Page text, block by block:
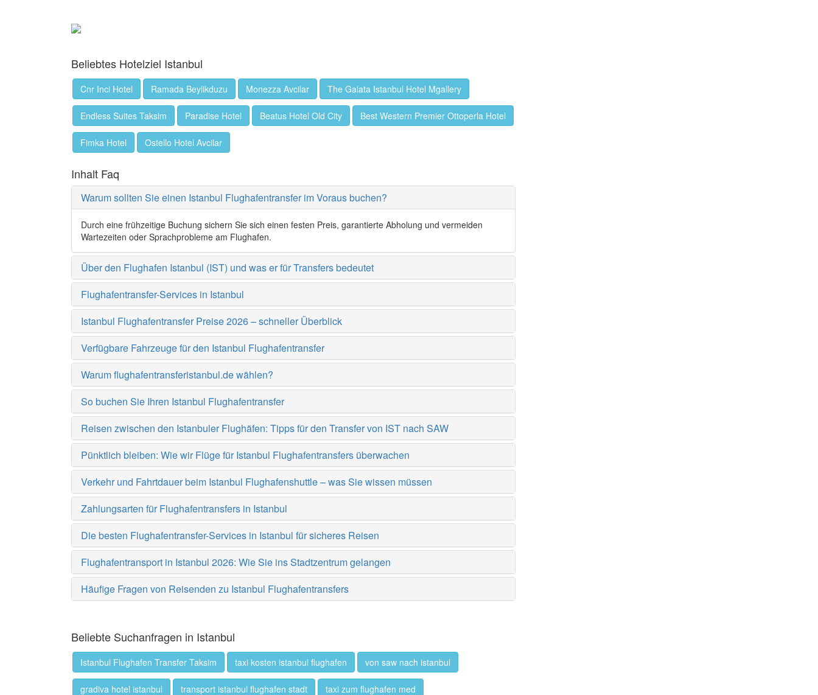
Beliebtes Hotelziel Istanbul
Cnr Inci Hotel Ramada Beylikduzu Monezza Avcilar The Galata Istanbul Hotel Mgallery
Endless Suites Taksim Paradise Hotel Beatus Hotel Old City Best Western Premier Ottoperla Hotel
Fimka Hotel Ostello Hotel Avcilar
Inhalt Faq
Warum sollten Sie einen Istanbul Flughafentransfer im Voraus buchen?
Durch eine frühzeitige Buchung sichern Sie sich einen festen Preis, garantierte Abholung und vermeiden
Wartezeiten oder Sprachprobleme am Flughafen.
Über den Flughafen Istanbul (IST) und was er für Transfers bedeutet
Flughafentransfer-Services in Istanbul
Istanbul Flughafentransfer Preise 2026 – schneller Überblick
Verfügbare Fahrzeuge für den Istanbul Flughafentransfer
Warum flughafentransferistanbul.de wählen?
So buchen Sie Ihren Istanbul Flughafentransfer
Reisen zwischen den Istanbuler Flughäfen: Tipps für den Transfer von IST nach SAW
Pünktlich bleiben: Wie wir Flüge für Istanbul Flughafentransfers überwachen
Verkehr und Fahrtdauer beim Istanbul Flughafenshuttle – was Sie wissen müssen
Zahlungsarten für Flughafentransfers in Istanbul
Die besten Flughafentransfer-Services in Istanbul für sicheres Reisen
Flughafentransport in Istanbul 2026: Wie Sie ins Stadtzentrum gelangen
Häufige Fragen von Reisenden zu Istanbul Flughafentransfers
Beliebte Suchanfragen in Istanbul
Istanbul Flughafen Transfer Taksim taxi kosten istanbul flughafen von saw nach istanbul
gradiva hotel istanbul transport istanbul flughafen stadt taxi zum flughafen med